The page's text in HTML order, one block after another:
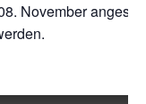
November